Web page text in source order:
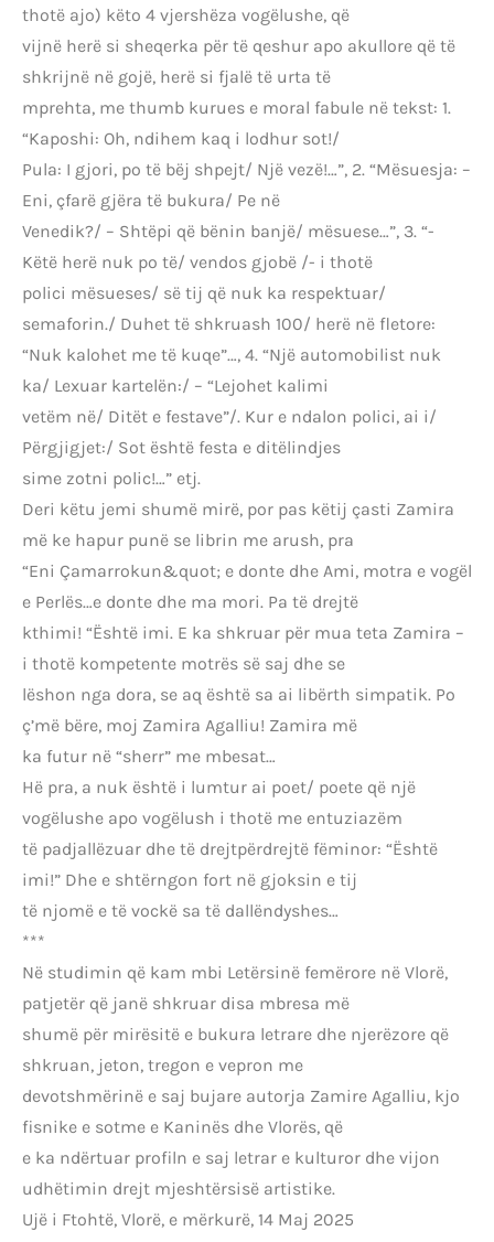
thotë ajo) këto 4 vjershëza vogëlushe, që
vijnë herë si sheqerka për të qeshur apo akullore që të
shkrijnë në gojë, herë si fjalë të urta të
mprehta, me thumb kurues e moral fabule në tekst: 1.
“Kaposhi: Oh, ndihem kaq i lodhur sot!/
Pula: I gjori, po të bëj shpejt/ Një vezë!…”, 2. “Mësuesja: –
Eni, çfarë gjëra të bukura/ Pe në
Venedik?/ – Shtëpi që bënin banjë/ mësuese…”, 3. “-
Këtë herë nuk po të/ vendos gjobë /- i thotë
polici mësueses/ së tij që nuk ka respektuar/
semaforin./ Duhet të shkruash 100/ herë në fletore:
“Nuk kalohet me të kuqe”…, 4. “Një automobilist nuk
ka/ Lexuar kartelën:/ – “Lejohet kalimi
vetëm në/ Ditët e festave”/. Kur e ndalon polici, ai i/
Përgjigjet:/ Sot është festa e ditëlindjes
sime zotni polic!…” etj.
Deri këtu jemi shumë mirë, por pas këtij çasti Zamira
më ke hapur punë se librin me arush, pra
“Eni Çamarrokun&quot; e donte dhe Ami, motra e vogël
e Perlës…e donte dhe ma mori. Pa të drejtë
kthimi! “Është imi. E ka shkruar për mua teta Zamira –
i thotë kompetente motrës së saj dhe se
lëshon nga dora, se aq është sa ai libërth simpatik. Po
ç’më bëre, moj Zamira Agalliu! Zamira më
ka futur në “sherr” me mbesat…
Hë pra, a nuk është i lumtur ai poet/ poete që një
vogëlushe apo vogëlush i thotë me entuziazëm
të padjallëzuar dhe të drejtpërdrejtë fëminor: “Është
imi!” Dhe e shtërngon fort në gjoksin e tij
të njomë e të vockë sa të dallëndyshes…
***
Në studimin që kam mbi Letërsinë femërore në Vlorë,
patjetër që janë shkruar disa mbresa më
shumë për mirësitë e bukura letrare dhe njerëzore që
shkruan, jeton, tregon e vepron me
devotshmërinë e saj bujare autorja Zamire Agalliu, kjo
fisnike e sotme e Kaninës dhe Vlorës, që
e ka ndërtuar profiln e saj letrar e kulturor dhe vijon
udhëtimin drejt mjeshtërsisë artistike.
Ujë i Ftohtë, Vlorë, e mërkurë, 14 Maj 2025